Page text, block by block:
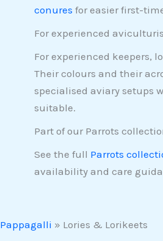
conures for easier first-
For experienced
For experienced keepers,
Their colours and their
specialised aviary setups
suitable.
Part of our Parrots
See the full Parrots
availability and care
Pappagalli » Lories & Lorikeets